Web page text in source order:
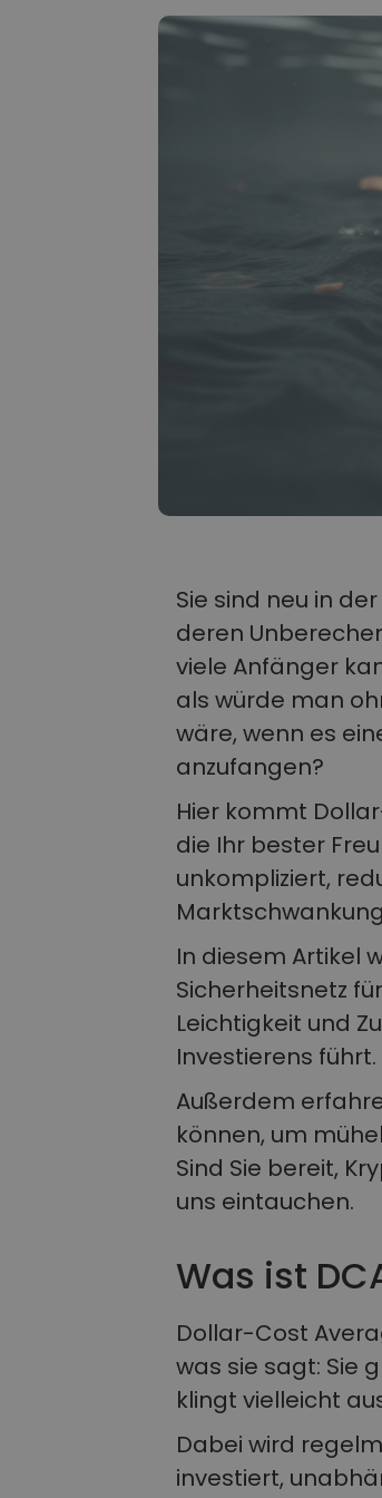
Investitions-Explorer
Finde deine Krypto-Strategie
Sie sind neu in
deren
viele Anfänger
als würde man
wäre, wenn es
anzufangen?
Hier kommt
die Ihr bester
unkompliziert,
In diesem Artikel
Sicherheitsnetz
Leichtigkeit und
Investierens führt.
Außerdem
können, um
Sind Sie bereit,
uns eintauchen.
Was ist
Dollar-Cost
was sie sagt: Sie
klingt vielleicht
Dabei wird
investiert,